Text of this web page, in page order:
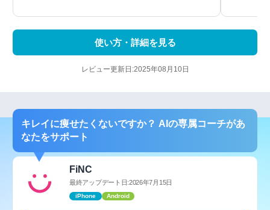
使い方・詳細を見る
レビュー更新日:2025年08月10日
キレイに痩せたくないですか？ AIの専属コーチがあ
なたをサポート
FiNC
最終アップデート日:2026年7月15日
iPhone Android